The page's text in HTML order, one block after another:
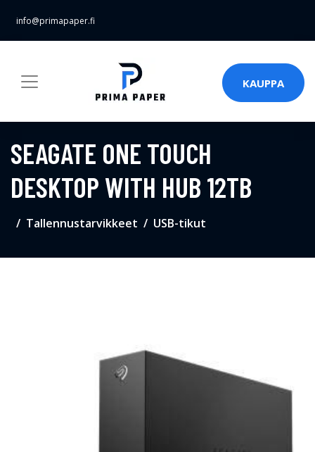
info@primapaper.fi
KAUPPA
SEAGATE ONE TOUCH
DESKTOP WITH HUB 12TB
Tallennustarvikkeet USB-tikut